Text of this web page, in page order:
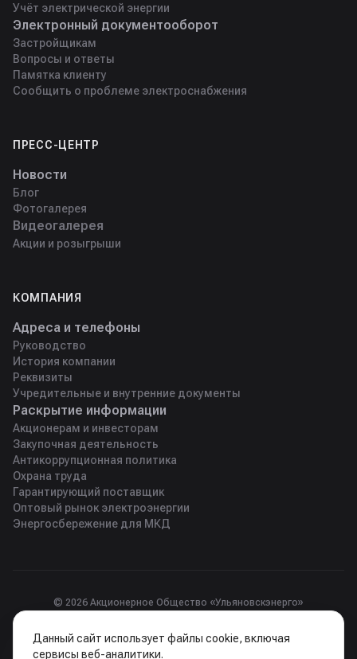
Учёт электрической энергии
Электронный документооборот
Застройщикам
Вопросы и ответы
Памятка клиенту
Сообщить о проблеме электроснабжения
ПРЕСС-ЦЕНТР
Новости
Блог
Фотогалерея
Видеогалерея
Акции и розыгрыши
КОМПАНИЯ
Адреса и телефоны
Руководство
История компании
Реквизиты
Учредительные и внутренние документы
Раскрытие информации
Акционерам и инвесторам
Закупочная деятельность
Антикоррупционная политика
Охрана труда
Гарантирующий поставщик
Оптовый рынок электроэнергии
Энергосбережение для МКД
© 2026 Акционерное Общество «Ульяновскэнерго»
ВЛКСМ, д. 23А.
Данный сайт использует файлы cookie, включая
сервисы веб-аналитики.